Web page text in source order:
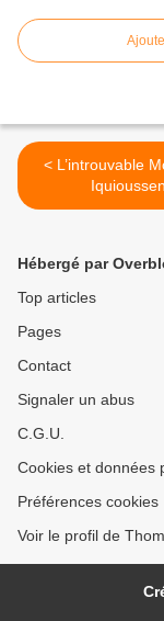
< L’introuvable Monsieur
Iquioussen
Hébergé par
Top articles
Pages
Contact
Signaler un abus
C.G.U.
Cookies et données
Préférences cookies
Voir le profil de